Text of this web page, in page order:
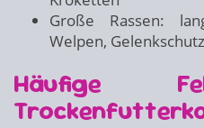
Große Rassen:
Welpen, Gelenkschutz
Häufige